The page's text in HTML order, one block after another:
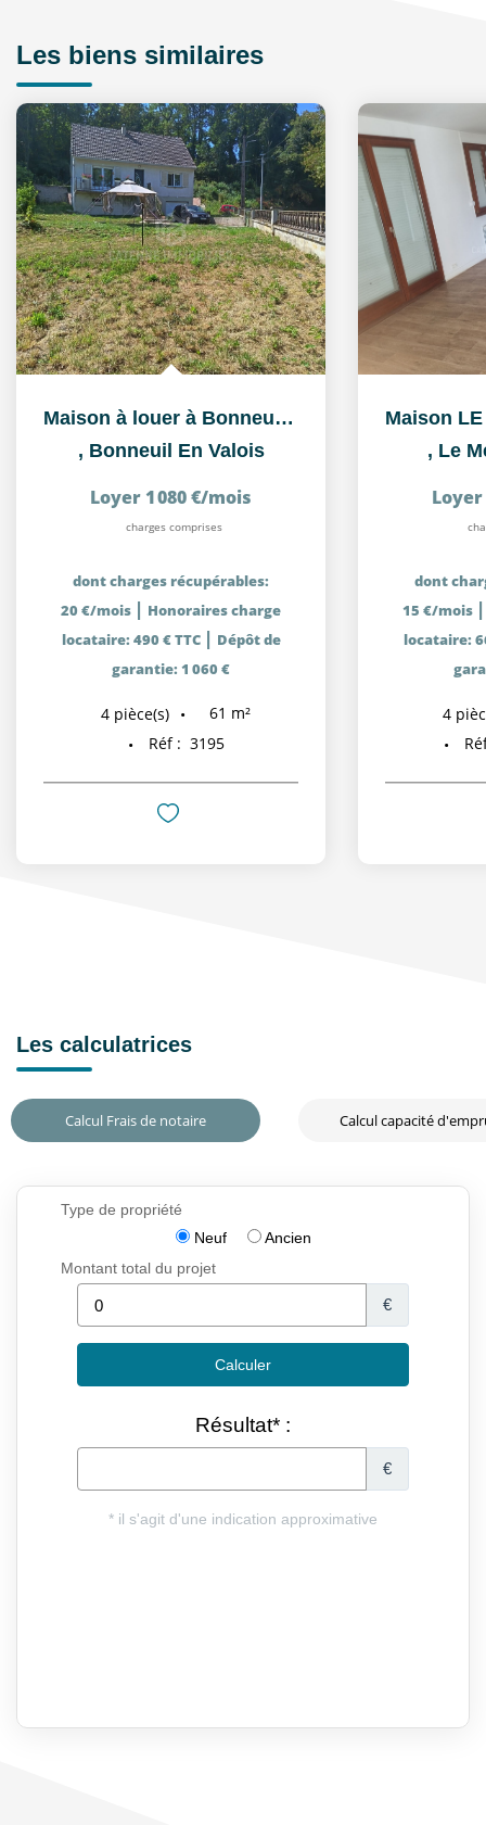
Les biens similaires
Maison à louer à Bonneuil-en-Valois (60123) - Pavillon 3...
, Bonneuil En Valois
Loyer 1 080 €/mois
charges comprises
dont charges récupérables:
20 €/mois | Honoraires charge
locataire: 490 € TTC | Dépôt de
garantie: 1 060 €
4 pièce(s) 61 m²
Réf : 3195
, Le
Loyer
dont
15 €/mois
locataire:
4
Les calculatrices
Calcul Frais de notaire Calcul capacité